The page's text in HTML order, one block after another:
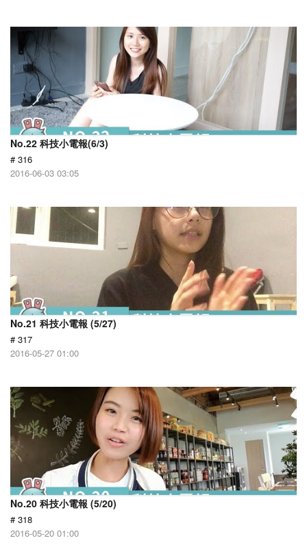
No.22 科技小電報(6/3)
# 316
2016-06-03 03:05
No.21 科技小電報 (5/27)
# 317
2016-05-27 01:00
No.20 科技小電報 (5/20)
# 318
2016-05-20 01:00